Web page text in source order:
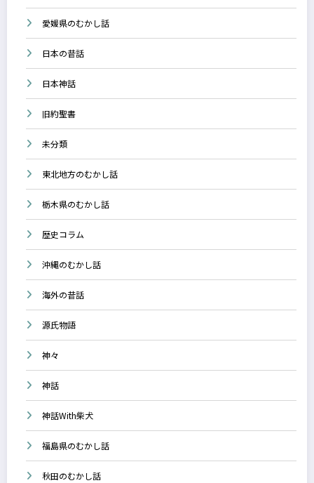
愛媛県のむかし話
日本の昔話
日本神話
旧約聖書
未分類
東北地方のむかし話
栃木県のむかし話
歴史コラム
沖縄のむかし話
海外の昔話
源氏物語
神々
神話
神話With柴犬
福島県のむかし話
秋田のむかし話